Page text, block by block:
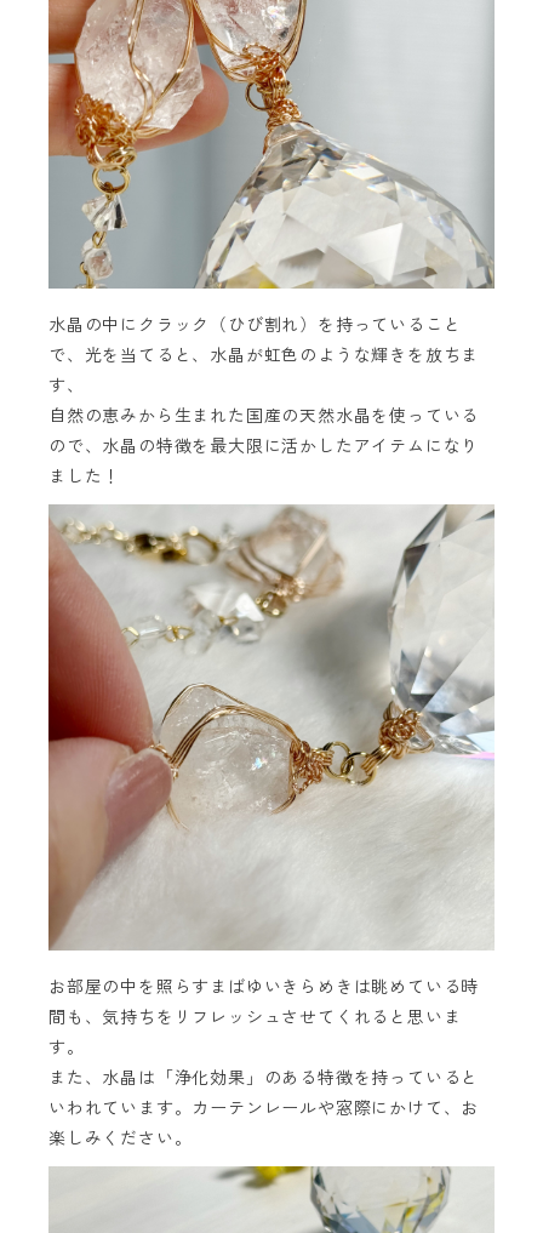
水晶の中にクラック（ひび割れ）を持っていること
で、光を当てると、水晶が虹色のような輝きを放ちま
す、
自然の恵みから生まれた国産の天然水晶を使っている
ので、水晶の特徴を最大限に活かしたアイテムになり
ました！
お部屋の中を照らすまばゆいきらめきは眺めている時
間も、気持ちをリフレッシュさせてくれると思いま
す。
また、水晶は「浄化効果」のある特徴を持っていると
いわれています。カーテンレールや窓際にかけて、お
楽しみください。